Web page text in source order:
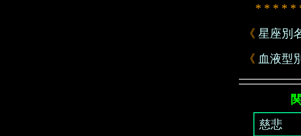
* * * * *
《 星座別
《 血液型
慈悲